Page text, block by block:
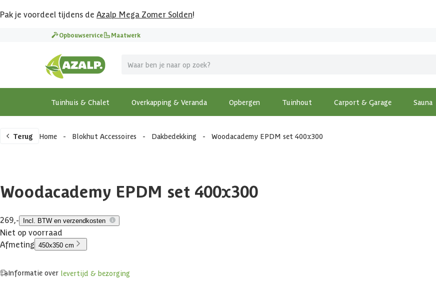
Pak je voordeel tijdens de Azalp Mega Zomer Solden!
Opbouwservice Maatwerk
Tuinhuis & Chalet Overkapping & Veranda Opbergen Tuinhout Carport & Garage Sauna
Terug Home - Blokhut Accessoires - Dakbedekking - Woodacademy EPDM set 400x300
Woodacademy EPDM set 400x300
269,- Incl. BTW en verzendkosten
Niet op voorraad
Afmeting 450x350 cm
Informatie over levertijd & bezorging